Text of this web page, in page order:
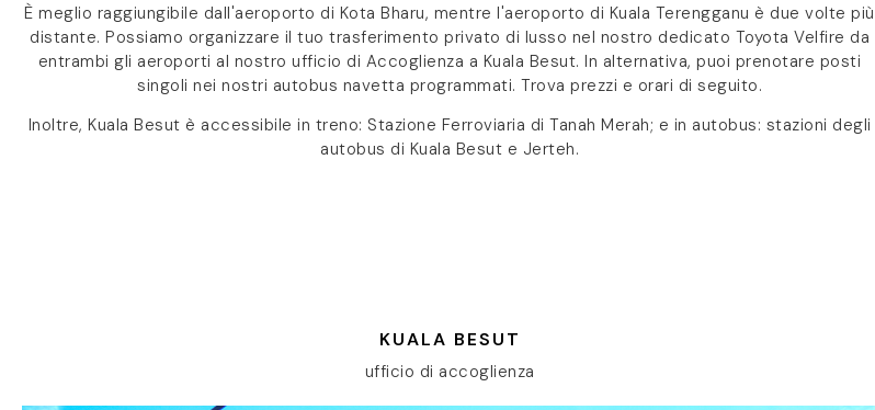
È meglio raggiungibile dall'aeroporto di Kota Bharu, mentre l'aeroporto di Kuala Terengganu è due volte più
distante. Possiamo organizzare il tuo trasferimento privato di lusso nel nostro dedicato Toyota Velfire da
entrambi gli aeroporti al nostro ufficio di Accoglienza a Kuala Besut. In alternativa, puoi prenotare posti
singoli nei nostri autobus navetta programmati. Trova prezzi e orari di seguito.
Inoltre, Kuala Besut è accessibile in treno: Stazione Ferroviaria di Tanah Merah; e in autobus: stazioni degli
autobus di Kuala Besut e Jerteh.
KUALA BESUT
ufficio di accoglienza